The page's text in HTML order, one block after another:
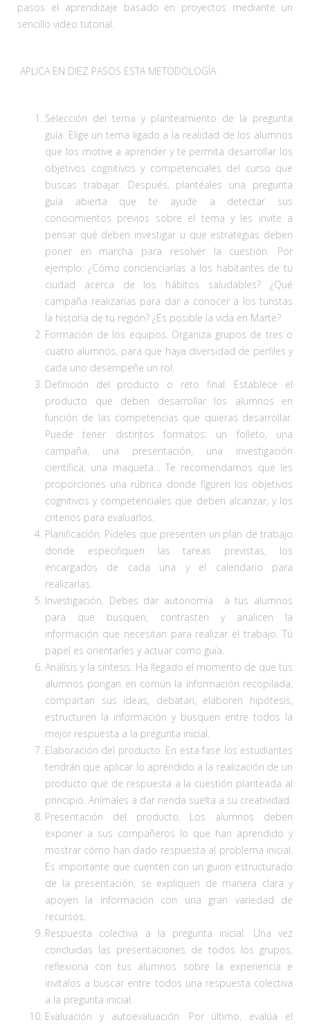
pasos el aprendizaje basado en proyectos mediante un
sencillo video tutorial.
APLICA EN DIEZ PASOS ESTA METODOLOGÍA
Selección del tema y planteamiento de la pregunta
guía. Elige un tema ligado a la realidad de los alumnos
que los motive a aprender y te permita desarrollar los
objetivos cognitivos y competenciales del curso que
buscas trabajar. Después, plantéales una pregunta
guía abierta que te ayude a detectar sus
conocimientos previos sobre el tema y les invite a
pensar qué deben investigar u que estrategias deben
poner en marcha para resolver la cuestión. Por
ejemplo: ¿Cómo concienciarías a los habitantes de tu
ciudad acerca de los hábitos saludables? ¿Qué
campaña realizarías para dar a conocer a los turistas
la historia de tu región? ¿Es posible la vida en Marte?
Formación de los equipos. Organiza grupos de tres o
cuatro alumnos, para que haya diversidad de perfiles y
cada uno desempeñe un rol.
Definición del producto o reto final. Establece el
producto que deben desarrollar los alumnos en
función de las competencias que quieras desarrollar.
Puede tener distintos formatos: un folleto, una
campaña, una presentación, una investigación
científica, una maqueta… Te recomendamos que les
proporciones una rúbrica donde figuren los objetivos
cognitivos y competenciales que deben alcanzar, y los
criterios para evaluarlos.
Planificación. Pídeles que presenten un plan de trabajo
donde especifiquen las tareas previstas, los
encargados de cada una y el calendario para
realizarlas.
Investigación. Debes dar autonomía a tus alumnos
para que busquen, contrasten y analicen la
información que necesitan para realizar el trabajo. Tú
papel es orientarles y actuar como guía.
Análisis y la síntesis. Ha llegado el momento de que tus
alumnos pongan en común la información recopilada,
compartan sus ideas, debatan, elaboren hipótesis,
estructuren la información y busquen entre todos la
mejor respuesta a la pregunta inicial.
Elaboración del producto. En esta fase los estudiantes
tendrán que aplicar lo aprendido a la realización de un
producto que de respuesta a la cuestión planteada al
principio. Anímales a dar rienda suelta a su creatividad.
Presentación del producto. Los alumnos deben
exponer a sus compañeros lo que han aprendido y
mostrar cómo han dado respuesta al problema inicial.
Es importante que cuenten con un guion estructurado
de la presentación, se expliquen de manera clara y
apoyen la información con una gran variedad de
recursos.
Respuesta colectiva a la pregunta inicial. Una vez
concluidas las presentaciones de todos los grupos,
reflexiona con tus alumnos sobre la experiencia e
invítalos a buscar entre todos una respuesta colectiva
a la pregunta inicial.
Evaluación y autoevaluación. Por último, evalúa el